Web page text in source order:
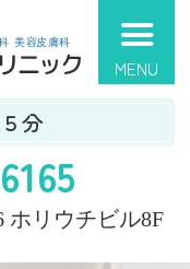
分
ホリウチビル8F